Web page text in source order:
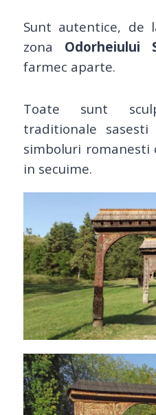
Sunt autentice, de
zona Odorheiului
farmec aparte.
Toate sunt
traditionale
simboluri
in secuime.